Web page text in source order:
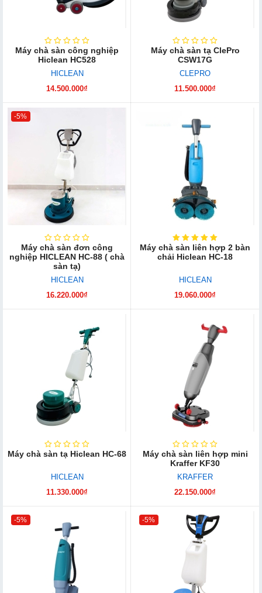
Máy chà sàn công nghiệp
Hiclean HC528
HICLEAN
14.500.000₫
Máy chà sàn tạ ClePro
CSW17G
CLEPRO
11.500.000₫
-5%
Máy chà sàn đơn công
nghiệp HICLEAN HC-88 ( chà
sàn tạ)
HICLEAN
16.220.000₫
Máy chà sàn liên hợp 2 bàn
chải Hiclean HC-18
HICLEAN
19.060.000₫
Máy chà sàn tạ Hiclean HC-68
HICLEAN
11.330.000₫
Máy chà sàn liên hợp mini
Kraffer KF30
KRAFFER
22.150.000₫
-5% -5%